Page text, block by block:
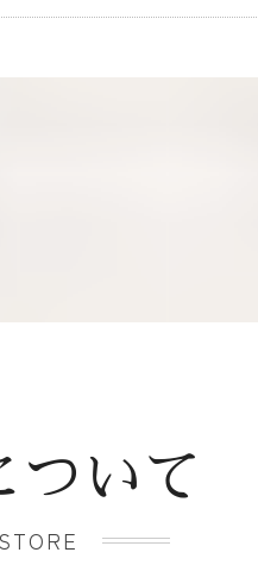
ついて